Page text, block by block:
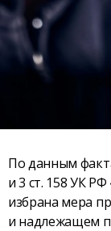
По данным
и 3 ст. 158 УК
избрана мера
и надлежащем